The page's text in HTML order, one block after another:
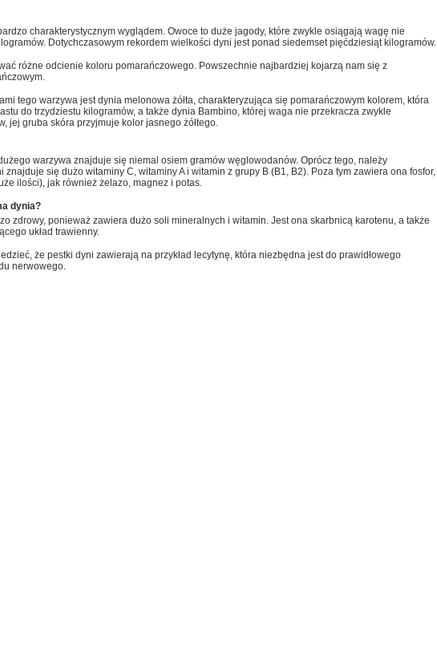
charakterystycznym wyglądem. Owoce to duże jagody, które zwykle osiągają wagę nie
Dotychczasowym rekordem wielkości dyni jest ponad siedemset pięćdziesiąt kilogramów.
różne odcienie koloru pomarańczowego. Powszechnie najbardziej kojarzą nam się z
tego warzywa jest dynia melonowa żółta, charakteryzująca się pomarańczowym kolorem, która
do trzydziestu kilogramów, a także dynia Bambino, której waga nie przekracza zwykle
jej gruba skóra przyjmuje kolor jasnego żółtego.
warzywa znajduje się niemal osiem gramów węglowodanów. Oprócz tego, należy
znajduje się dużo witaminy C, witaminy A i witamin z grupy B (B1, B2). Poza tym zawiera ona fosfor,
ilości), jak również żelazo, magnez i potas.
dynia?
zdrowy, ponieważ zawiera dużo soli mineralnych i witamin. Jest ona skarbnicą karotenu, a także
układ trawienny.
że pestki dyni zawierają na przykład lecytynę, która niezbędna jest do prawidłowego
nerwowego.